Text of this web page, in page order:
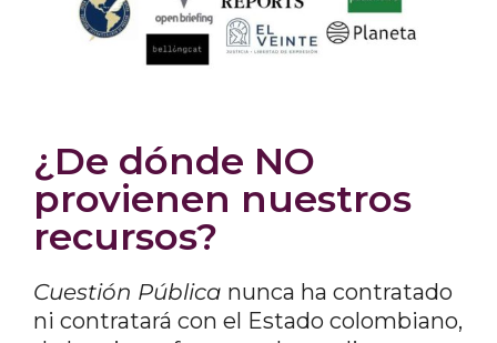
¿De dónde NO
provienen nuestros
recursos?
Cuestión Pública nunca ha contratado
ni contratará con el Estado colombiano,